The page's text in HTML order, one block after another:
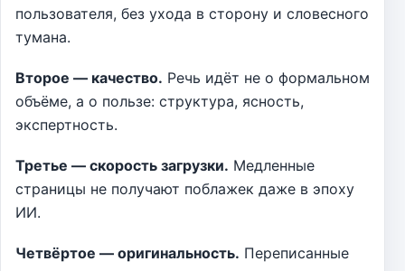
пользователя, без ухода в сторону и словесного
тумана.
Второе — качество. Речь идёт не о формальном
объёме, а о пользе: структура, ясность,
экспертность.
Третье — скорость загрузки. Медленные
страницы не получают поблажек даже в эпоху
ИИ.
Четвёртое — оригинальность. Переписанные